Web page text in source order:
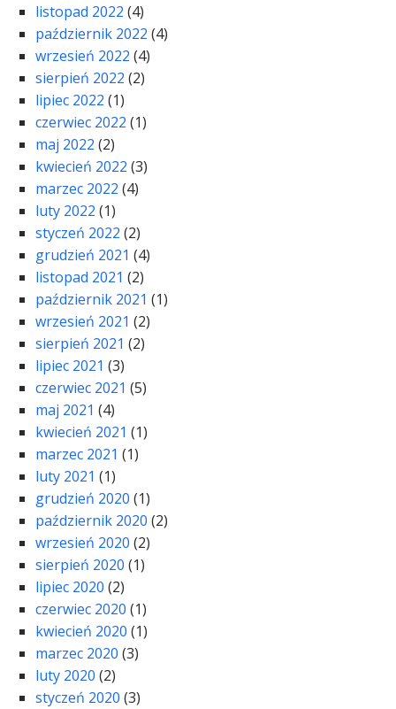
listopad 2022 (4)
październik 2022 (4)
wrzesień 2022 (4)
sierpień 2022 (2)
lipiec 2022 (1)
czerwiec 2022 (1)
maj 2022 (2)
kwiecień 2022 (3)
marzec 2022 (4)
luty 2022 (1)
styczeń 2022 (2)
grudzień 2021 (4)
listopad 2021 (2)
październik 2021 (1)
wrzesień 2021 (2)
sierpień 2021 (2)
lipiec 2021 (3)
czerwiec 2021 (5)
maj 2021 (4)
kwiecień 2021 (1)
marzec 2021 (1)
luty 2021 (1)
grudzień 2020 (1)
październik 2020 (2)
wrzesień 2020 (2)
sierpień 2020 (1)
lipiec 2020 (2)
czerwiec 2020 (1)
kwiecień 2020 (1)
marzec 2020 (3)
luty 2020 (2)
styczeń 2020 (3)